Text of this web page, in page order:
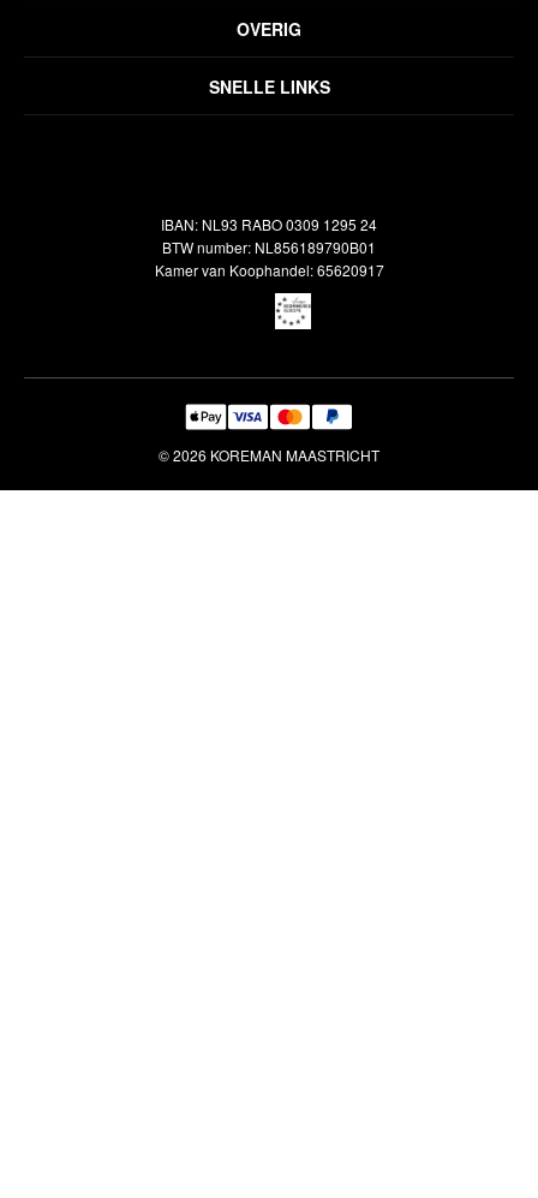
SNELLE LINKS
OVERIG
Inspiratie
Veelgestelde vragen
Disclaimer
Verzendbeleid
IBAN: NL93 RABO 0309 1295 24
BTW number: NL856189790B01
Kamer van Koophandel: 65620917
© 2026 KOREMAN MAASTRICHT